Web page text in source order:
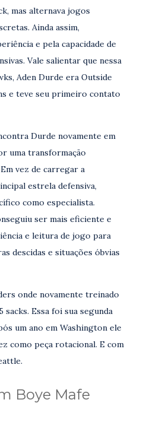
mas alternava jogos
Ainda assim,
e pela capacidade de
Vale salientar que nessa
Aden Durde era Outside
e teve seu primeiro contato
Durde novamente em
uma transformação
vez de carregar a
estrela defensiva,
como especialista.
ser mais eficiente e
e leitura de jogo para
descidas e situações óbvias
onde novamente treinado
Essa foi sua segunda
um ano em Washington ele
como peça rotacional. E com
Boye Mafe